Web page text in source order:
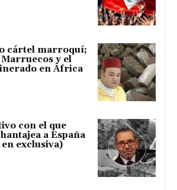
cártel marroquí;
y el
en África
con el que
a España
exclusiva)